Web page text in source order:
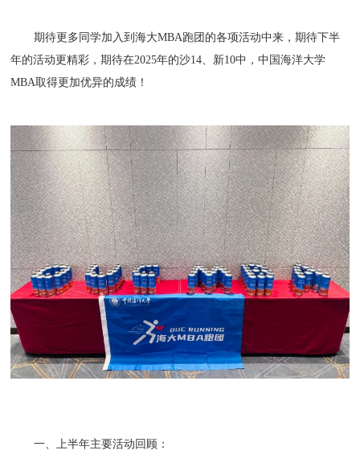
期待更多同学加入到海大MBA跑团的各项活动中来，期待下半
年的活动更精彩，期待在2025年的沙14、新10中，中国海洋大学
MBA取得更加优异的成绩！
一、上半年主要活动回顾：